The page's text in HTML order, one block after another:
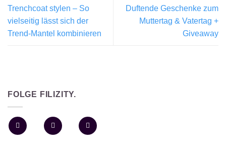
Trenchcoat stylen – So
vielseitig lässt sich der
Trend-Mantel kombinieren
Duftende Geschenke zum
Muttertag & Vatertag +
Giveaway
FOLGE FILIZITY.